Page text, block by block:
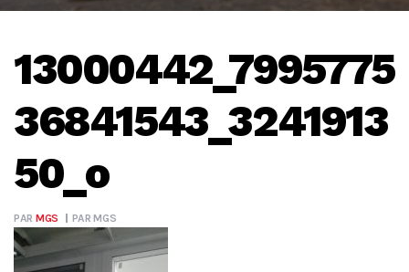
13000442_7995775
36841543_3241913
50_o
PAR MGS PARMGS